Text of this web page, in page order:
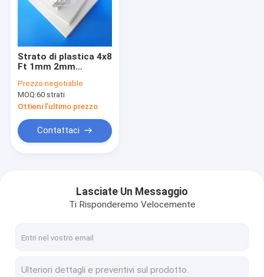
Strato di plastica 4x8
Ft 1mm 2mm
trasparente 3mm
4mm
Prezzo:negotiable
MOQ:60 strati
Ottieni l'ultimo prezzo
Contattaci
Lasciate Un Messaggio
Ti Risponderemo Velocemente